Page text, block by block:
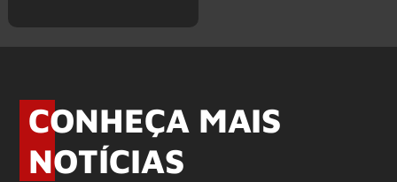
CONHEÇA MAIS
NOTÍCIAS